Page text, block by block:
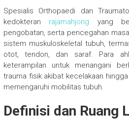
Spesialis Orthopaedi dan
kedokteran rajamahjong yang
pengobatan, serta pencegahan
sistem muskuloskeletal tubuh,
otot, tendon, dan saraf. Para
keterampilan untuk menangani
trauma fisik akibat kecelakaan
memengaruhi mobilitas tubuh.
Definisi dan Ruang